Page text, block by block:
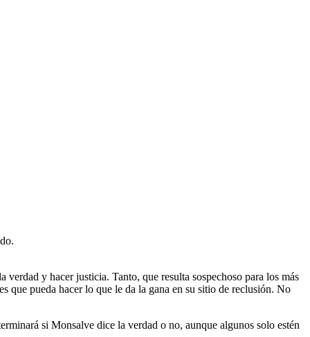
y hacer justicia. Tanto, que resulta sospechoso para los más
que pueda hacer lo que le da la gana en su sitio de reclusión. No
si Monsalve dice la verdad o no, aunque algunos solo estén